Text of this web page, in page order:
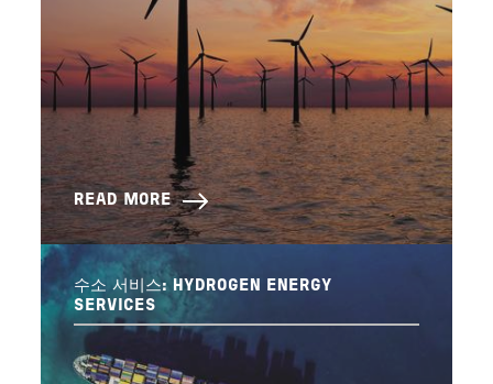
READ MORE
수소 서비스: HYDROGEN ENERGY
SERVICES